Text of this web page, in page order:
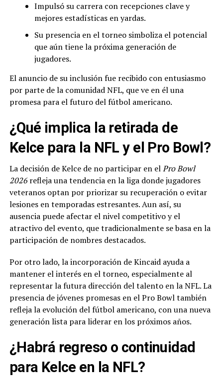
Impulsó su carrera con recepciones clave y
mejores estadísticas en yardas.
Su presencia en el torneo simboliza el potencial
que aún tiene la próxima generación de
jugadores.
El anuncio de su inclusión fue recibido con entusiasmo
por parte de la comunidad NFL, que ve en él una
promesa para el futuro del fútbol americano.
¿Qué implica la retirada de
Kelce para la NFL y el Pro Bowl?
La decisión de Kelce de no participar en elPro Bowl
2026refleja una tendencia en la liga donde jugadores
veteranos optan por priorizar su recuperación o evitar
lesiones en temporadas estresantes. Aun así, su
ausencia puede afectar el nivel competitivo y el
atractivo del evento, que tradicionalmente se basa en la
participación de nombres destacados.
Por otro lado, la incorporación de Kincaid ayuda a
mantener el interés en el torneo, especialmente al
representar la futura dirección del talento en la NFL. La
presencia de jóvenes promesas en el Pro Bowl también
refleja la evolución del fútbol americano, con una nueva
generación lista para liderar en los próximos años.
¿Habrá regreso o continuidad
para Kelce en la NFL?